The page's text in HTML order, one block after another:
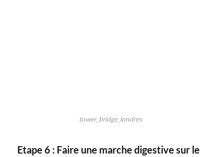
tower_bridge_londres
Etape 6 : Faire une marche digestive sur le